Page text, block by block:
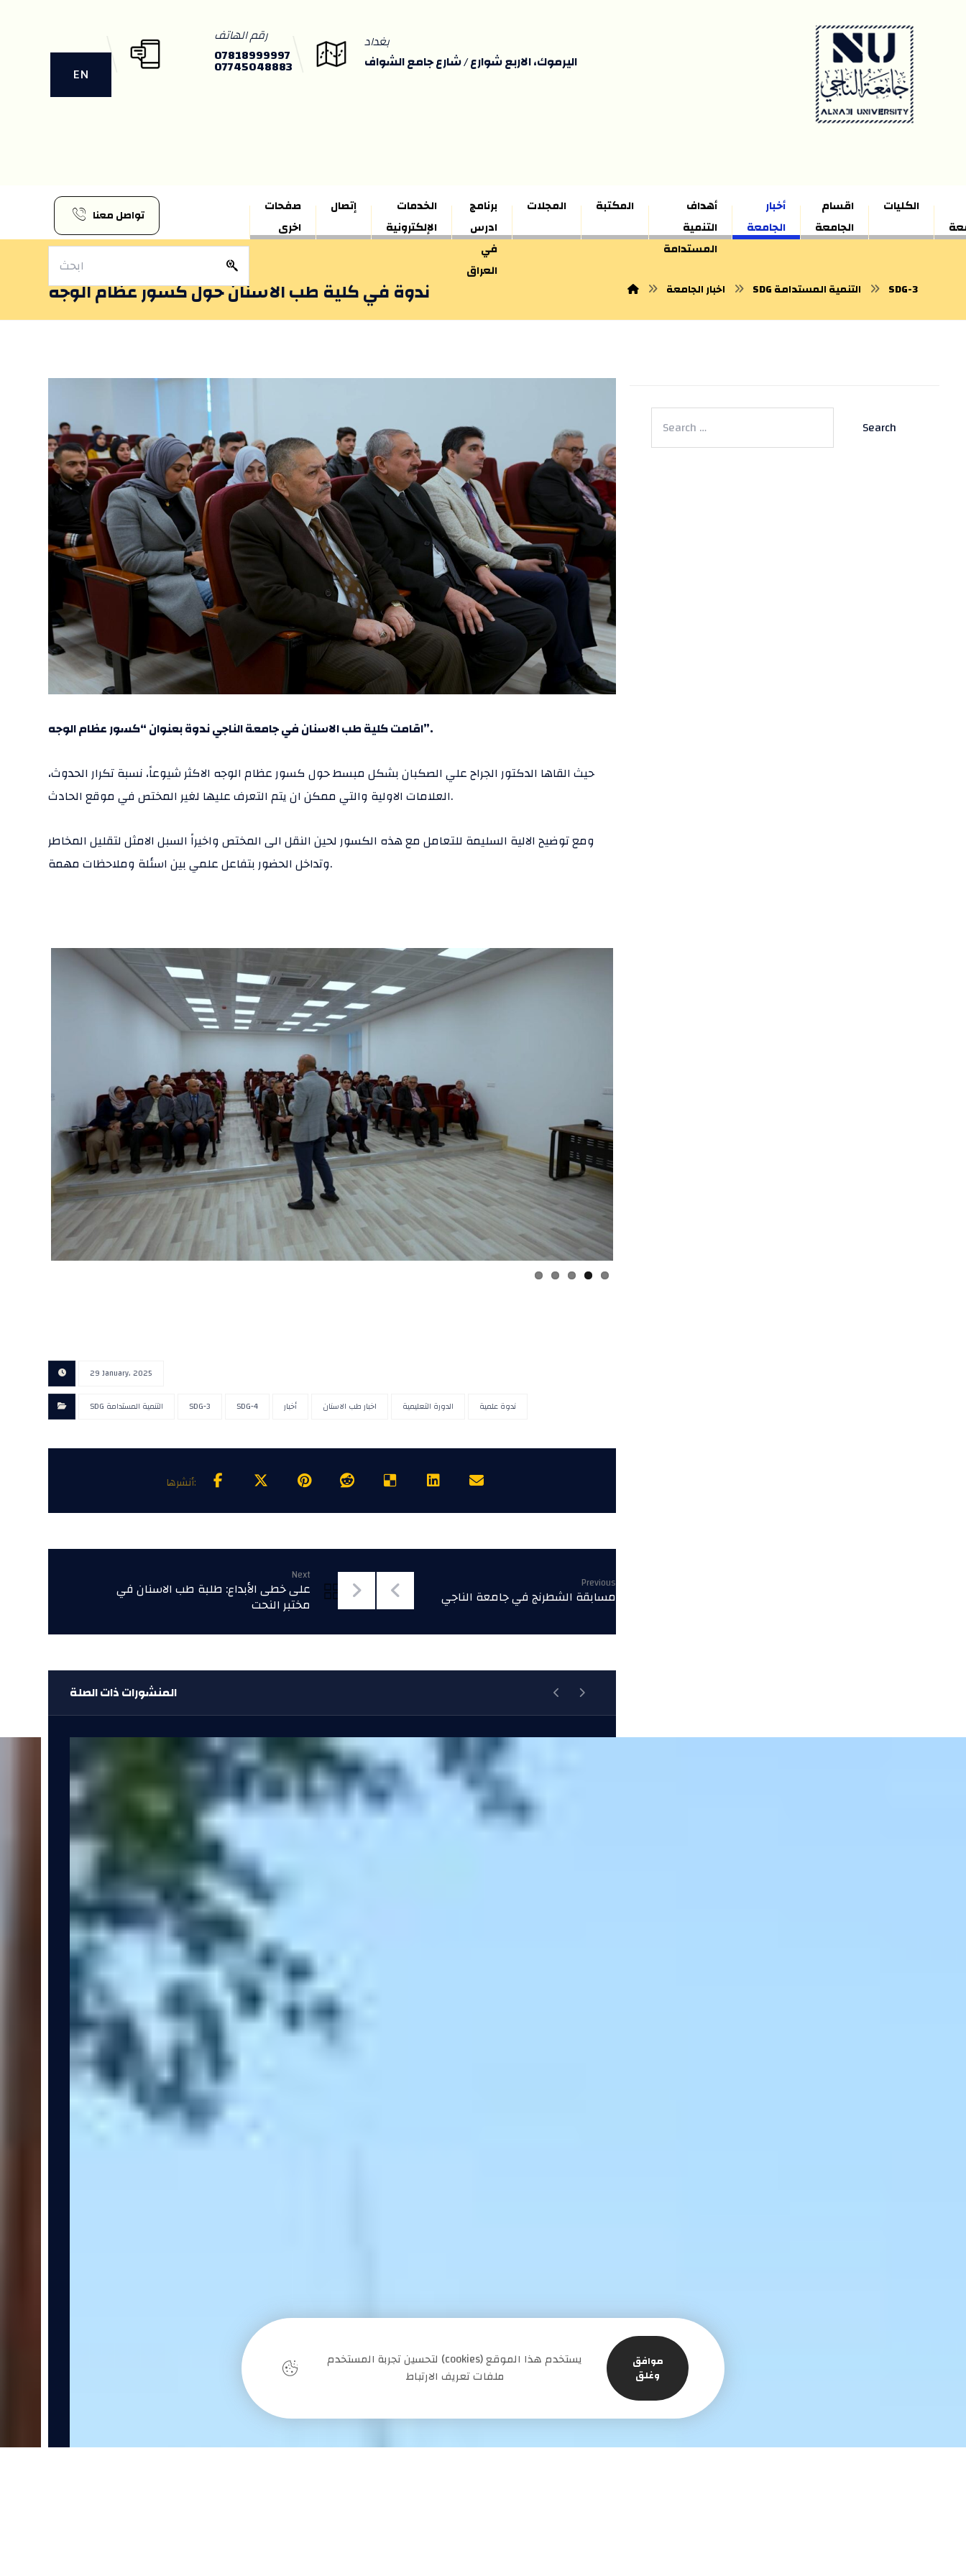
EN
بغداد
اليرموك، الاربع شوارع / شارع جامع الشواف
رقم الهاتف
07818999997
07745048883
تواصل معنا الكليات
اقسام
الجامعة
أخبار
الجامعة
أهداف
التنمية
المستدامة
المكتبة المجلات
برنامج
ادرس
في
العراق
الخدمات
الإلكترونية
إتصال
صفحات
اخرى
ندوة في كلية طب الاسنان حول كسور عظام الوجه اخبار الجامعة SDG التنمية المستدامة SDG-3
اقامت كلية طب الاسنان في جامعة الناجي ندوة بعنوان “كسور عظام الوجه”.
حيث القاها الدكتور الجراح علي الصكبان بشكل مبسط حول كسور عظام الوجه الاكثر شيوعاً، نسبة تكرار الحدوث،
العلامات الاولية والتي ممكن ان يتم التعرف عليها لغير المختص في موقع الحادث.
ومع توضيح الالية السليمة للتعامل مع هذه الكسور لحين النقل الى المختص واخيراً السبل الامثل لتقليل المخاطر
وتداخل الحضور بتفاعل علمي بين اسئلة وملاحظات مهمة.
29 January، 2025
SDG التنمية المستدامة SDG-3 SDG-4 أخبار اخبار طب الاسنان الدورة التعليمية ندوة علمية
Previous
مسابقة الشطرنج في جامعة الناجي
Next
على خطى الأبداع: طلبة طب الاسنان في
مختبر النحت
المنشورات ذات الصلة
لتحسين تجربة المستخدم (cookies) يستخدم هذا الموقع
ملفات تعريف الارتباط
موافق
وغلق